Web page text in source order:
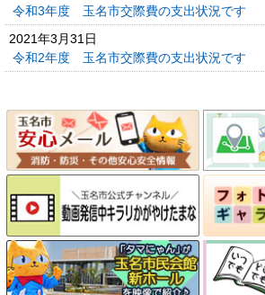
令和3年度 玉名市交際費の支出状況です
2021年3月31日
令和2年度 玉名市交際費の支出状況です